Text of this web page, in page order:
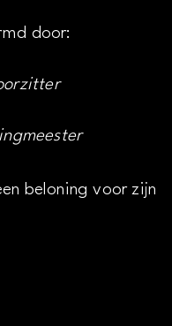
door:
beloning voor zijn